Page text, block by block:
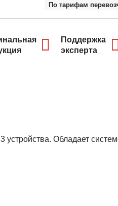
По тарифам
Поддержка
эксперта
Обладает